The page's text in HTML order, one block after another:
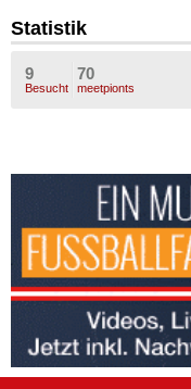
Statistik
9
Besucht
70
meetpionts